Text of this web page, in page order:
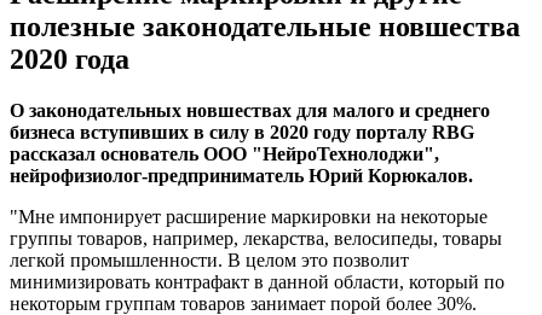
полезные законодательные новшества
2020 года
О законодательных новшествах для малого и среднего
бизнеса вступивших в силу в 2020 году порталу RBG
рассказал основатель ООО "НейроТехнолоджи",
нейрофизиолог-предприниматель Юрий Корюкалов.
"Мне импонирует расширение маркировки на некоторые
группы товаров, например, лекарства, велосипеды, товары
легкой промышленности. В целом это позволит
минимизировать контрафакт в данной области, который по
некоторым группам товаров занимает порой более 30%.